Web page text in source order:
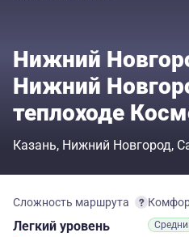
Нижний
Нижний
теплоходе
Казань Нижний Новгород
Сложность маршрута
Легкий уровень